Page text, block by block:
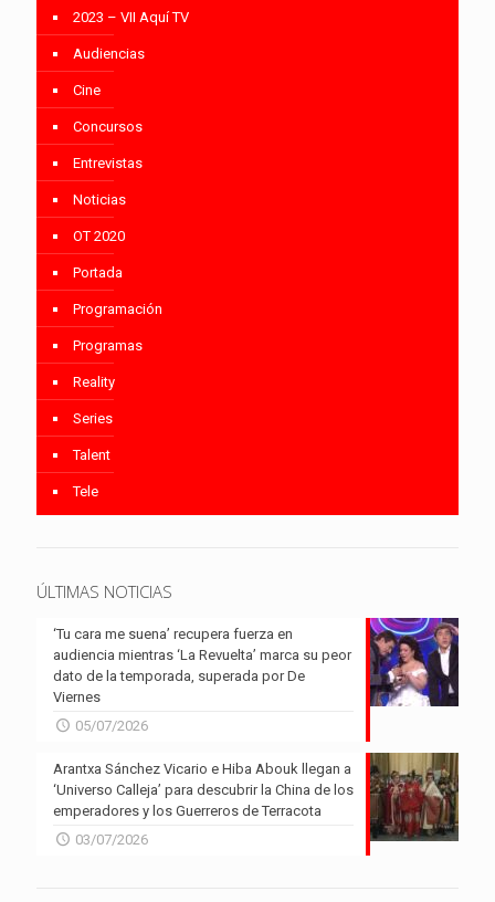
2023 – VII Aquí TV
Audiencias
Cine
Concursos
Entrevistas
Noticias
OT 2020
Portada
Programación
Programas
Reality
Series
Talent
Tele
ÚLTIMAS NOTICIAS
‘Tu cara me suena’ recupera fuerza en
audiencia mientras ‘La Revuelta’ marca su peor
dato de la temporada, superada por De
Viernes
05/07/2026
Arantxa Sánchez Vicario e Hiba Abouk llegan a
‘Universo Calleja’ para descubrir la China de los
emperadores y los Guerreros de Terracota
03/07/2026